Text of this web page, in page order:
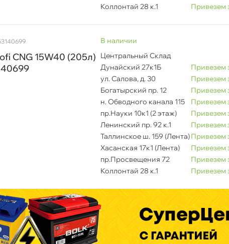
Коллонтай 28 к.1
Привезем
CNG 15W40 (205л)
наличии
Центральный Склад
Дунайский 27к1Б
Привезем
ул. Салова, д. 30
Привезем
Богатырский пр. 12
Привезем
н. Обводного канала 115
Привезем
пр.Науки 10к1 (2 этаж)
Привезем
Ленинский пр. 92 к.1
Привезем
Таллинское ш. 159 (Лента)Привезем
Хасанская 17к1 (Лента)
Привезем
пр.Просвещения 72
Привезем
Коллонтай 28 к.1
Привезем